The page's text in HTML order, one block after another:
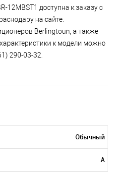
12MBST1 доступна к заказу с
на сайте.
Berlingtoun, а также
к модели можно
290-03-32.
Обычный
A